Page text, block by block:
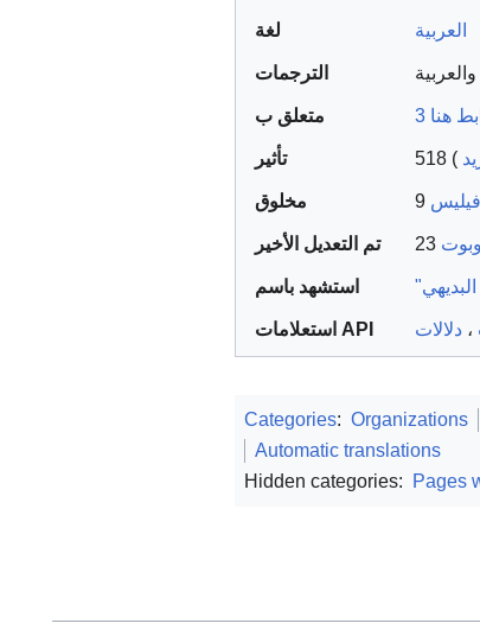
لغة العربية
الترجمات والعربية
متعلق ب
تأثير )
مخلوق فيليس
تم التعديل الأخير
استشهد باسم
استعلامات API ، دلالات
Categories: Organizations
Automatic translations
Hidden categories:
Pages